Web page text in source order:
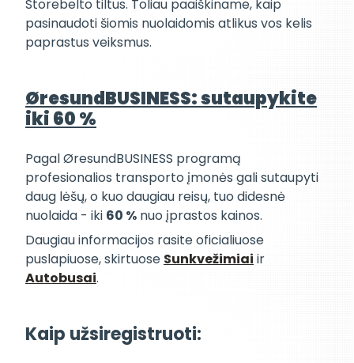
Storebelto tiltus. Toliau paaiškiname, kaip
pasinaudoti šiomis nuolaidomis atlikus vos kelis
paprastus veiksmus.
ØresundBUSINESS: sutaupykite
iki 60 %
Pagal ØresundBUSINESS programą
profesionalios transporto įmonės gali sutaupyti
daug lėšų, o kuo daugiau reisų, tuo didesnė
nuolaida - iki 60 % nuo įprastos kainos.
Daugiau informacijos rasite oficialiuose
puslapiuose, skirtuose Sunkvežimiai ir
Autobusai.
Kaip užsiregistruoti: